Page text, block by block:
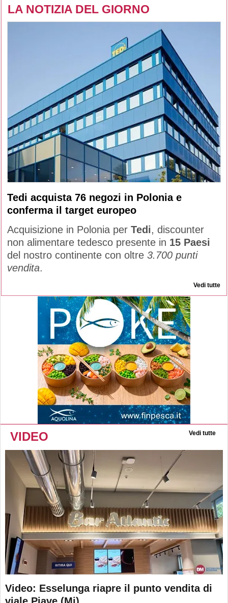
LA NOTIZIA DEL GIORNO
Tedi acquista 76 negozi in Polonia e
conferma il target europeo
Acquisizione in Polonia per Tedi, discounter
non alimentare tedesco presente in 15 Paesi
del nostro continente con oltre 3.700 punti
vendita.
Vedi tutte
VIDEO Vedi tutte
Video: Esselunga riapre il punto vendita di
viale Piave (Mi)